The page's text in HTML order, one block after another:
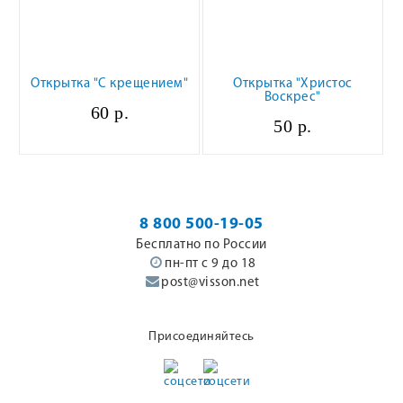
Открытка "С крещением"
60 р.
Открытка "Христос
Воскрес"
50 р.
8 800 500-19-05
Бесплатно по России
пн-пт с 9 до 18
post@visson.net
Присоединяйтесь